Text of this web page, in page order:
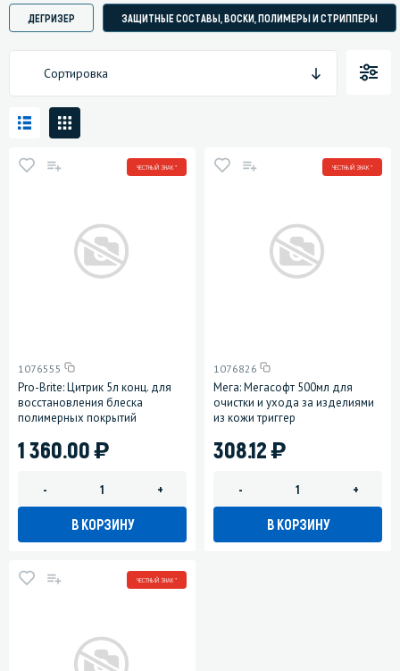
ДЕГРИЗЕР ЗАЩИТНЫЕ СОСТАВЫ, ВОСКИ, ПОЛИМЕРЫ И СТРИППЕРЫ
Сортировка
ЧЕСТНЫЙ ЗНАК *
1076555
Pro-Brite: Цитрик 5л конц. для
восстановления блеска
полимерных покрытий
1 360.00)
- +
В КОРЗИНУ
ЧЕСТНЫЙ ЗНАК *
1076826
Мега: Мегасофт 500мл для
очистки и ухода за изделиями
из кожи триггер
308.12)
- +
В КОРЗИНУ
ЧЕСТНЫЙ ЗНАК *